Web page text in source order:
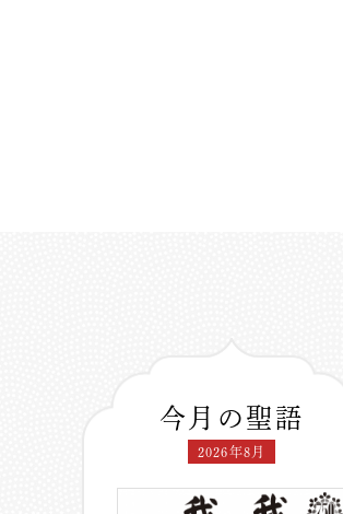
今月の聖語
2026年8月